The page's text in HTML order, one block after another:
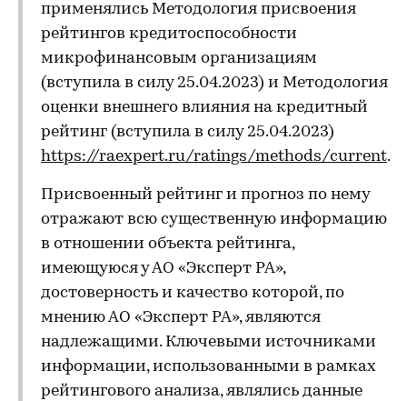
применялись Методология присвоения
рейтингов кредитоспособности
микрофинансовым организациям
(вступила в силу 25.04.2023) и Методология
оценки внешнего влияния на кредитный
рейтинг (вступила в силу 25.04.2023)
https://raexpert.ru/ratings/methods/current.
Присвоенный рейтинг и прогноз по нему
отражают всю существенную информацию
в отношении объекта рейтинга,
имеющуюся у АО «Эксперт РА»,
достоверность и качество которой, по
мнению АО «Эксперт РА», являются
надлежащими. Ключевыми источниками
информации, использованными в рамках
рейтингового анализа, являлись данные